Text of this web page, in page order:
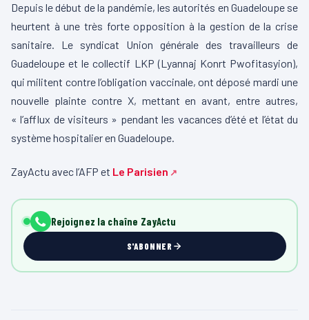
Depuis le début de la pandémie, les autorités en Guadeloupe se
heurtent à une très forte opposition à la gestion de la crise
sanitaire. Le syndicat Union générale des travailleurs de
Guadeloupe et le collectif LKP (Lyannaj Konrt Pwofitasyion),
qui militent contre l’obligation vaccinale, ont déposé mardi une
nouvelle plainte contre X, mettant en avant, entre autres,
« l’afflux de visiteurs » pendant les vacances d’été et l’état du
système hospitalier en Guadeloupe.
ZayActu avec l’AFP et Le Parisien
Rejoignez la chaîne ZayActu
S'ABONNER